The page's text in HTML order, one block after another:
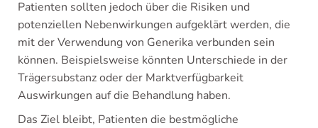
Patienten sollten jedoch über die Risiken und
potenziellen Nebenwirkungen aufgeklärt werden, die
mit der Verwendung von Generika verbunden sein
können. Beispielsweise könnten Unterschiede in der
Trägersubstanz oder der Marktverfügbarkeit
Auswirkungen auf die Behandlung haben.
Das Ziel bleibt, Patienten die bestmögliche